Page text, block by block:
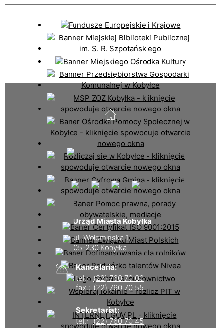
Urząd Miasta Kobyłka
ul. Wołomińska 1,
05-230 Kobyłka
Kancelaria:
tel.: (22) 760 70 00
fax.: (22) 760 70 55
Sekretariat:
tel.: (22) 760 70 45